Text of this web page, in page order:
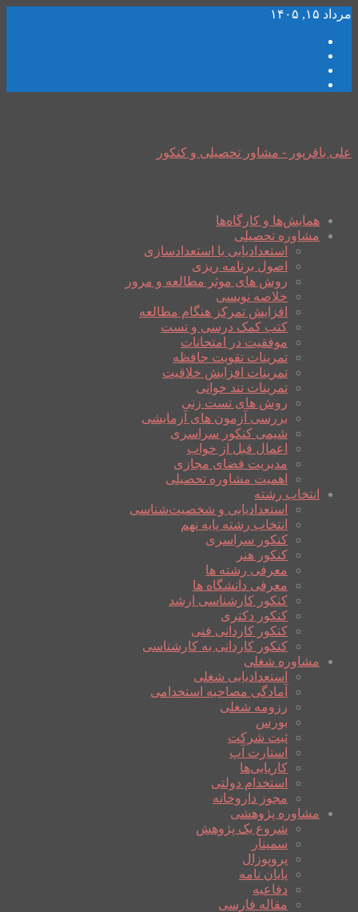
مرداد ۱۵, ۱۴۰۵
علی باقرپور - مشاور تحصیلی و کنکور
همایش‌ها و کارگاه‌ها
مشاوره تحصیلی
استعدادیابی یا استعدادسازی
اصول برنامه ریزی
روش های موثر مطالعه و مرور
خلاصه نویسی
افزایش تمرکز هنگام مطالعه
کتب کمک درسی و تست
موفقیت در امتحانات
تمرینات تقویت حافظه
تمرینات افزایش خلاقیت
تمرینات تند خوانی
روش های تست زنی
بررسی آزمون های آزمایشی
شیمی کنکور سراسری
اعمال قبل از خواب
مدیریت فضای مجازی
اهمیت مشاوره تحصیلی
انتخاب رشته
استعدادیابی و شخصیت‌شناسی
انتخاب رشته پایه نهم
کنکور سراسری
کنکور هنر
معرفی رشته ها
معرفی دانشگاه ها
کنکور کارشناسی ارشد
کنکور دکتری
کنکور کاردانی فنی
کنکور کاردانی به کارشناسی
مشاوره شغلی
استعدادیابی شغلی
آمادگی مصاحبه استخدامی
رزومه شغلی
بورس
ثبت شرکت
استارت آپ
کاریابی‌ها
استخدام دولتی
مجوز داروخانه
مشاوره پژوهشی
شروع یک پژوهش
سمینار
پروپوزال
پایان نامه
دفاعیه
مقاله فارسی